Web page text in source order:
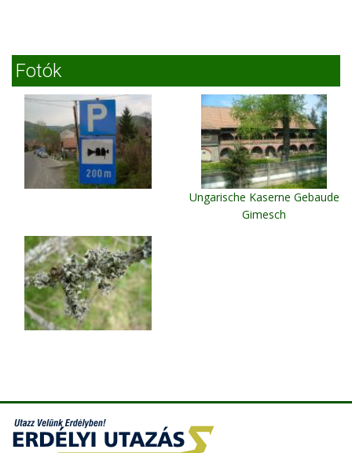
Fotók
Ungarische Kaserne Gebaude
Gimesch